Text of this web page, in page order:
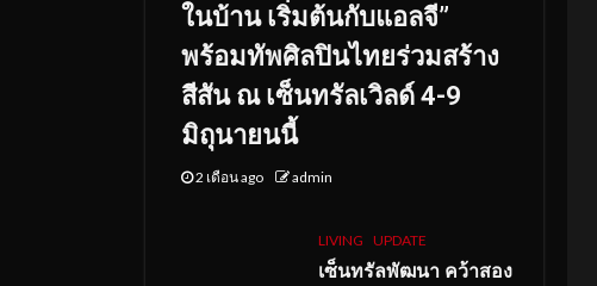
ในบ้าน เริ่มต้นกับแอลจี”
พร้อมทัพศิลปินไทยร่วมสร้าง
สีสัน ณ เซ็นทรัลเวิลด์ 4-9
มิถุนายนนี้
2 เดือน ago admin
LIVING UPDATE
เซ็นทรัลพัฒนา คว้าสอง